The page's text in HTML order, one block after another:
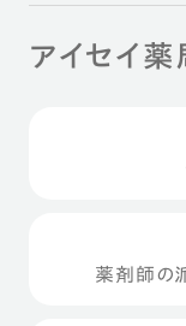
アイセイ
薬剤師の